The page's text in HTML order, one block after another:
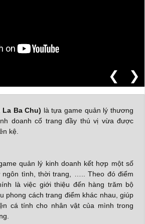
❮ ❯
Ba Chu) là tựa game quản lý thương
doanh cổ trang đầy thú vị vừa được
kệ.
quản lý kinh doanh kết hợp một số
ngôn tình, thời trang, ….. Theo đó điểm
là việc giới thiệu đến hàng trăm bộ
phong cách trang điểm khác nhau, giúp
cá tính cho nhân vật của mình trong